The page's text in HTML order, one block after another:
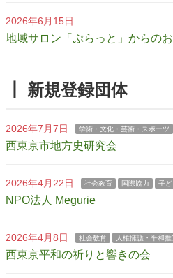
2026年6月15日
地域サロン「ぷらっと」からの
┃ 新規登録団体
2026年7月7日 学術・文化・芸術・スポーツ
西東京市地方史研究会
2026年4月22日 社会教育 国際協力 子
NPO法人 Megurie
2026年4月8日 社会教育 人権擁護・平和推
西東京平和の祈りと響きの会